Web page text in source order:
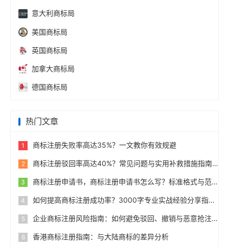
意大利商标局
美国商标局
英国商标局
加拿大商标局
德国商标局
热门文章
1 商标注册失败率高达35%？一文教你有效规避
2 商标注册驳回率高达40%？常见问题与实用补救措施指南
3 商标注册申请书，商标注册申请书怎么写？标准格式与范例
4 如何提高商标注册成功率？3000字专业实战经验分享指南
5 企业商标注册风险指南：如何避免驳回、撤销与恶意抢注
6 香港商标注册指南：与大陆商标的差异分析